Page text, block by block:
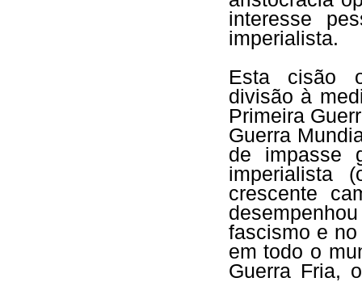
interesse
imperialista.
Esta cisão
divisão à
Primeira
Guerra
de impasse
imperialista
crescente
fascismo e
em todo o
Guerra Fria,